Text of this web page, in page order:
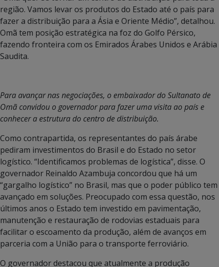
região. Vamos levar os produtos do Estado até o país para
fazer a distribuição para a Ásia e Oriente Médio”, detalhou.
Omã tem posição estratégica na foz do Golfo Pérsico,
fazendo fronteira com os Emirados Árabes Unidos e Arábia
Saudita.
Para avançar nas negociações, o embaixador do Sultanato de
Omã convidou o governador para fazer uma visita ao país e
conhecer a estrutura do centro de distribuição.
Como contrapartida, os representantes do país árabe
pediram investimentos do Brasil e do Estado no setor
logístico. “Identificamos problemas de logística”, disse. O
governador Reinaldo Azambuja concordou que há um
“gargalho logístico” no Brasil, mas que o poder público tem
avançado em soluções. Preocupado com essa questão, nos
últimos anos o Estado tem investido em pavimentação,
manutenção e restauração de rodovias estaduais para
facilitar o escoamento da produção, além de avanços em
parceria com a União para o transporte ferroviário.
O governador destacou que atualmente a produção